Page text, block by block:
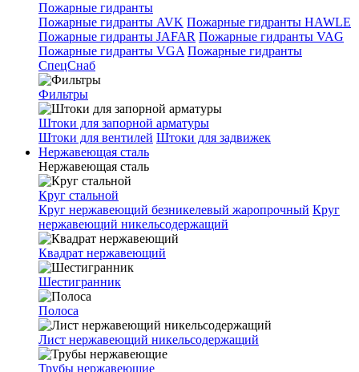
Пожарные гидранты
Пожарные гидранты AVK Пожарные гидранты HAWLE
Пожарные гидранты JAFAR Пожарные гидранты VAG
Пожарные гидранты VGA Пожарные гидранты
СпецСнаб
Фильтры
Штоки для запорной арматуры
Штоки для вентилей Штоки для задвижек
Нержавеющая сталь
Нержавеющая сталь
Круг стальной
Круг нержавеющий безникелевый жаропрочный Круг
нержавеющий никельсодержащий
Квадрат нержавеющий
Шестигранник
Полоса
Лист нержавеющий никельсодержащий
Трубы нержавеющие